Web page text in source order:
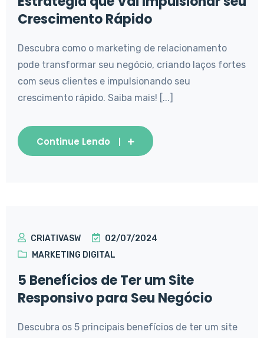
Crescimento Rápido
Descubra como o marketing de relacionamento
pode transformar seu negócio, criando laços fortes
com seus clientes e impulsionando seu
crescimento rápido. Saiba mais! [...]
Continue Lendo
CRIATIVASW
02/07/2024
MARKETING DIGITAL
5 Benefícios de Ter um Site
Responsivo para Seu Negócio
Descubra os 5 principais benefícios de ter um site